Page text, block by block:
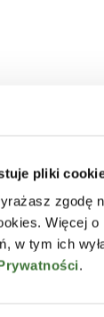
pliki
zgodę
Więcej
w tym ich
.
Glycerin,
Sodium